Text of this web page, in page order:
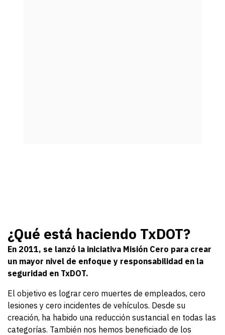
¿Qué está haciendo TxDOT?
En 2011, se lanzó la iniciativa Misión Cero para crear
un mayor nivel de enfoque y responsabilidad en la
seguridad en TxDOT.
El objetivo es lograr cero muertes de empleados, cero
lesiones y cero incidentes de vehículos. Desde su
creación, ha habido una reducción sustancial en todas las
categorías. También nos hemos beneficiado de los